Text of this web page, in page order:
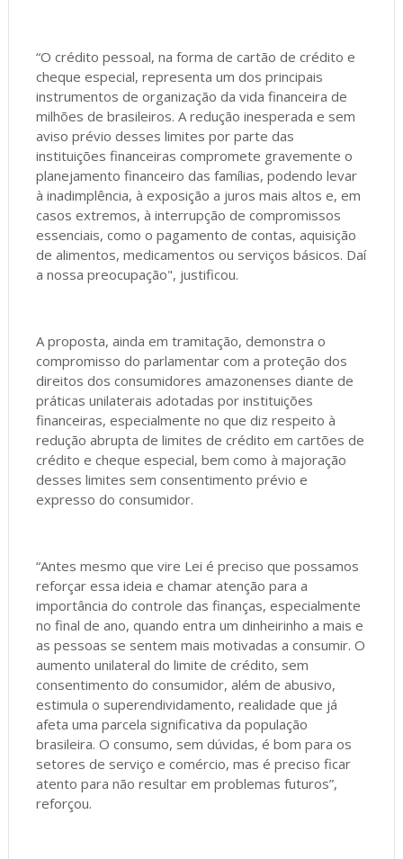
“O crédito pessoal, na forma de cartão de crédito e
cheque especial, representa um dos principais
instrumentos de organização da vida financeira de
milhões de brasileiros. A redução inesperada e sem
aviso prévio desses limites por parte das
instituições financeiras compromete gravemente o
planejamento financeiro das famílias, podendo levar
à inadimplência, à exposição a juros mais altos e, em
casos extremos, à interrupção de compromissos
essenciais, como o pagamento de contas, aquisição
de alimentos, medicamentos ou serviços básicos. Daí
a nossa preocupação", justificou.
A proposta, ainda em tramitação, demonstra o
compromisso do parlamentar com a proteção dos
direitos dos consumidores amazonenses diante de
práticas unilaterais adotadas por instituições
financeiras, especialmente no que diz respeito à
redução abrupta de limites de crédito em cartões de
crédito e cheque especial, bem como à majoração
desses limites sem consentimento prévio e
expresso do consumidor.
“Antes mesmo que vire Lei é preciso que possamos
reforçar essa ideia e chamar atenção para a
importância do controle das finanças, especialmente
no final de ano, quando entra um dinheirinho a mais e
as pessoas se sentem mais motivadas a consumir. O
aumento unilateral do limite de crédito, sem
consentimento do consumidor, além de abusivo,
estimula o superendividamento, realidade que já
afeta uma parcela significativa da população
brasileira. O consumo, sem dúvidas, é bom para os
setores de serviço e comércio, mas é preciso ficar
atento para não resultar em problemas futuros”,
reforçou.